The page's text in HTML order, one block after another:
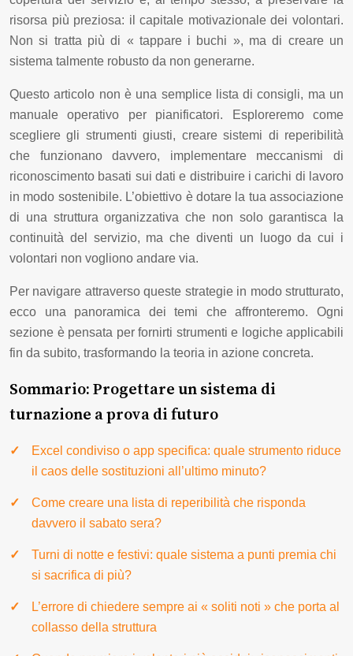
risorsa più preziosa: il capitale motivazionale dei volontari.
Non si tratta più di « tappare i buchi », ma di creare un
sistema talmente robusto da non generarne.
Questo articolo non è una semplice lista di consigli, ma un
manuale operativo per pianificatori. Esploreremo come
scegliere gli strumenti giusti, creare sistemi di reperibilità
che funzionano davvero, implementare meccanismi di
riconoscimento basati sui dati e distribuire i carichi di lavoro
in modo sostenibile. L’obiettivo è dotare la tua associazione
di una struttura organizzativa che non solo garantisca la
continuità del servizio, ma che diventi un luogo da cui i
volontari non vogliono andare via.
Per navigare attraverso queste strategie in modo strutturato,
ecco una panoramica dei temi che affronteremo. Ogni
sezione è pensata per fornirti strumenti e logiche applicabili
fin da subito, trasformando la teoria in azione concreta.
Sommario: Progettare un sistema di
turnazione a prova di futuro
Excel condiviso o app specifica: quale strumento riduce
il caos delle sostituzioni all’ultimo minuto?
Come creare una lista di reperibilità che risponda
davvero il sabato sera?
Turni di notte e festivi: quale sistema a punti premia chi
si sacrifica di più?
L’errore di chiedere sempre ai « soliti noti » che porta al
collasso della struttura